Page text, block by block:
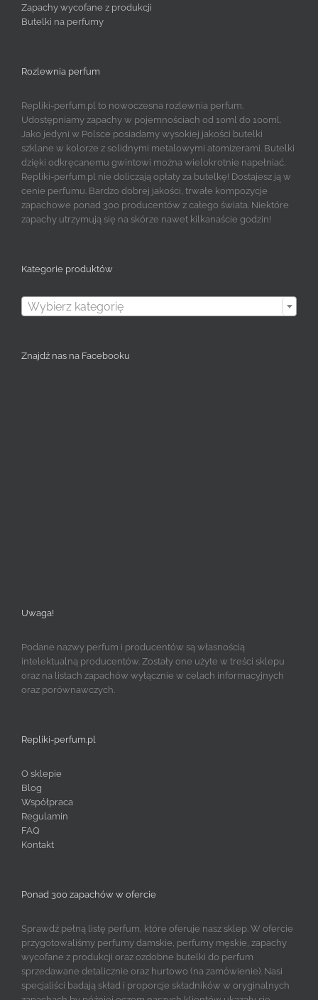
Zapachy wycofane z produkcji
Butelki na perfumy
Rozlewnia perfum
Repliki-perfum.pl to nowoczesna rozlewnia perfum.
Udostępniamy zapachy w pojemnościach od 10ml do 100ml.
Jako jedyni w Polsce posiadamy wysokiej jakości butelki
szklane w kolorze z solidnymi metalowymi atomizerami. Butelki
dzięki odkręcanemu gwintowi można wielokrotnie napełniać.
Repliki-perfum.pl nie doliczają opłaty za butelkę! Dostajesz ją w
cenie perfumu. Bardzo dobrej jakości, trwałe kompozycje
zapachowe ponad 300 producentów z całego świata. Niektóre
zapachy utrzymują się na skórze nawet kilkanaście godzin!
Kategorie produktów
Wybierz kategorię
Znajdź nas na Facebooku
Uwaga!
Podane nazwy perfum i producentów są własnością
intelektualną producentów. Zostały one użyte w treści sklepu
oraz na listach zapachów wyłącznie w celach informacyjnych
oraz porównawczych.
Repliki-perfum.pl
O sklepie
Blog
Współpraca
Regulamin
FAQ
Kontakt
Ponad 300 zapachów w ofercie
Sprawdź pełną listę perfum, które oferuje nasz sklep. W ofercie
przygotowaliśmy perfumy damskie, perfumy męskie, zapachy
wycofane z produkcji oraz ozdobne butelki do perfum
sprzedawane detalicznie oraz hurtowo (na zamówienie). Nasi
specjaliści badają skład i proporcje składników w oryginalnych